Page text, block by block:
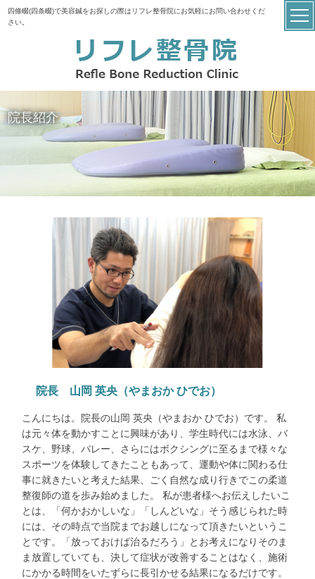
四條畷(四条畷)で美容鍼をお探しの際はリフレ整骨院にお気軽にお問い合わせくだ
さい。
院長紹介
院長 山岡 英央（やまおか ひでお）
こんにちは。院長の山岡 英央（やまおか ひでお）です。 私
は元々体を動かすことに興味があり、学生時代には水泳、バ
スケ、野球、バレー、さらにはボクシングに至るまで様々な
スポーツを体験してきたこともあって、運動や体に関わる仕
事に就きたいと考えた結果、ごく自然な成り行きでこの柔道
整復師の道を歩み始めました。 私が患者様へお伝えしたいこ
とは、「何かおかしいな」「しんどいな」そう感じられた時
には、その時点で当院までお越しになって頂きたいというこ
とです。「放っておけば治るだろう」とお考えになりそのま
ま放置していても、決して症状が改善することはなく、施術
にかかる時間をいたずらに長引かせる結果になるだけです。